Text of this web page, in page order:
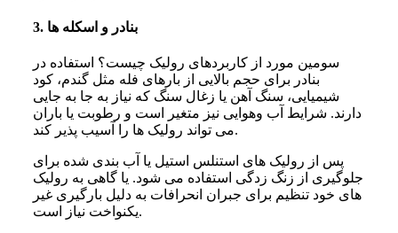
3. بنادر و اسکله ها
سومین مورد از کاربردهای رولیک چیست؟ استفاده در
بنادر برای حجم بالایی از بارهای فله مثل گندم، کود
شیمیایی، سنگ آهن یا زغال سنگ که نیاز به جا به جایی
دارند. شرایط آب وهوایی نیز متغیر است و رطوبت یا باران
می تواند رولیک ها را آسیب پذیر کند.
پس از رولیک های استنلس استیل یا آب بندی شده برای
جلوگیری از زنگ زدگی استفاده می شود. یا گاهی به رولیک
های خود تنظیم برای جبران انحرافات به دلیل بارگیری غیر
یکنواخت نیاز است.